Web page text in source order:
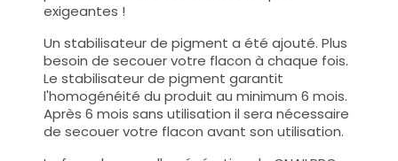
exigeantes !
Un stabilisateur de pigment a été ajouté. Plus
besoin de secouer votre flacon à chaque fois.
Le stabilisateur de pigment garantit
l'homogénéité du produit au minimum 6 mois.
Après 6 mois sans utilisation il sera nécessaire
de secouer votre flacon avant son utilisation.